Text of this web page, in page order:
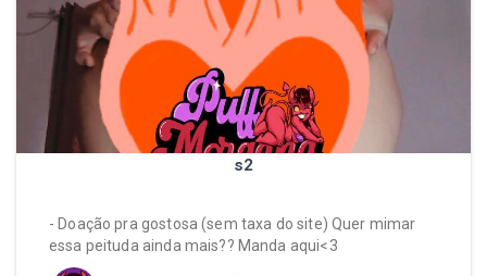
s2
- Doação pra gostosa (sem taxa do site) Quer mimar
essa peituda ainda mais?? Manda aqui<3